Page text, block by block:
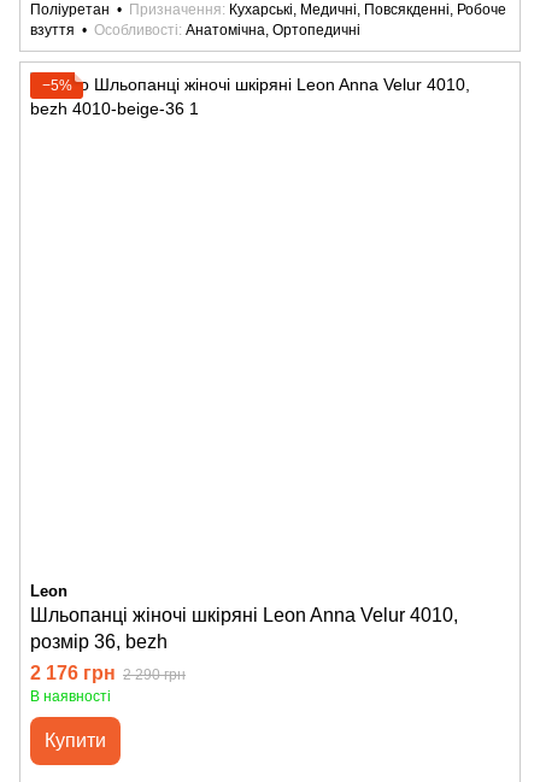
Поліуретан
Призначення
Кухарські, Медичні, Повсякденні, Робоче
взуття
Особливості Анатомічна, Ортопедичні
−5%
Leon
Шльопанці жіночі шкіряні Leon Anna Velur 4010,
розмір 36, bezh
2 176 грн 2 290 грн
В наявності
Купити